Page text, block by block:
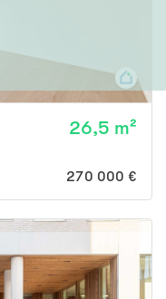
26,5 m²
270 000 €